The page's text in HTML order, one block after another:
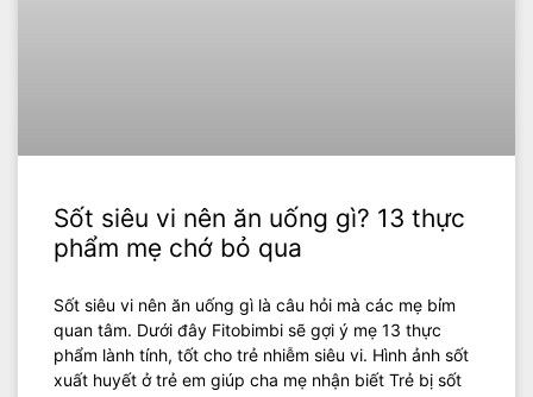
Sốt siêu vi nên ăn uống gì? 13 thực
phẩm mẹ chớ bỏ qua
Sốt siêu vi nên ăn uống gì là câu hỏi mà các mẹ bỉm
quan tâm. Dưới đây Fitobimbi sẽ gợi ý mẹ 13 thực
phẩm lành tính, tốt cho trẻ nhiễm siêu vi. Hình ảnh sốt
xuất huyết ở trẻ em giúp cha mẹ nhận biết Trẻ bị sốt